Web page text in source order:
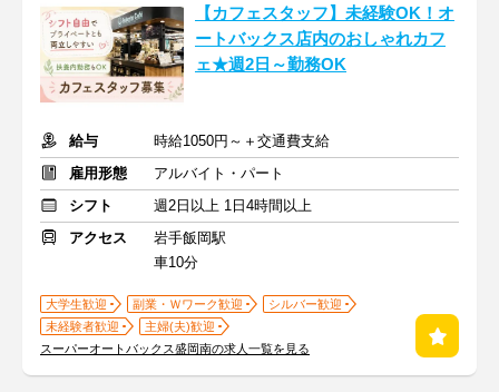
【カフェスタッフ】未経験OK！オ
ートバックス店内のおしゃれカフ
ェ★週2日～勤務OK
給与
時給1050円～＋交通費支給
雇用形態
アルバイト・パート
シフト
週2日以上 1日4時間以上
アクセス
岩手飯岡駅
車10分
大学生歓迎 副業・Ｗワーク歓迎
シルバー歓迎
未経験者歓迎
主婦(夫)歓迎
スーパーオートバックス盛岡南の求人一覧を見る